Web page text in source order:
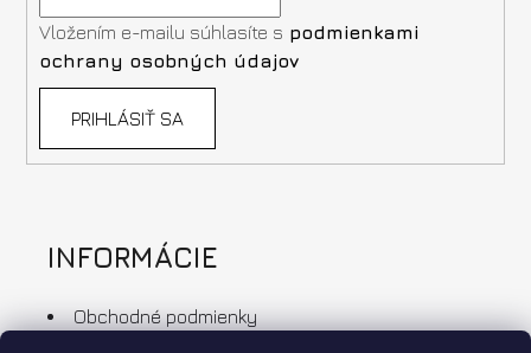
Vložením e-mailu súhlasíte s podmienkami
ochrany osobných údajov
PRIHLÁSIŤ SA
INFORMÁCIE
Obchodné podmienky